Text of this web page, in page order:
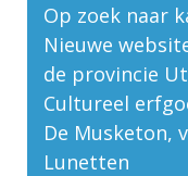
Op zoek naar
Nieuwe
de provincie
Cultureel
De Musketon,
Lunetten